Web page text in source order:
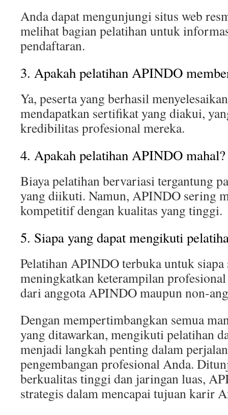
Anda dapat mengunjungi situs web
melihat bagian pelatihan untuk
pendaftaran.
3. Apakah pelatihan APINDO
Ya, peserta yang berhasil
mendapatkan sertifikat yang diakui,
kredibilitas profesional mereka.
4. Apakah pelatihan APINDO mahal?
Biaya pelatihan bervariasi tergantung
yang diikuti. Namun, APINDO sering
kompetitif dengan kualitas yang tinggi.
5. Siapa yang dapat mengikuti
Pelatihan APINDO terbuka untuk siapa
meningkatkan keterampilan
dari anggota APINDO maupun non-
Dengan mempertimbangkan semua
yang ditawarkan, mengikuti pelatihan
menjadi langkah penting dalam
pengembangan profesional Anda.
berkualitas tinggi dan jaringan luas,
strategis dalam mencapai tujuan karir